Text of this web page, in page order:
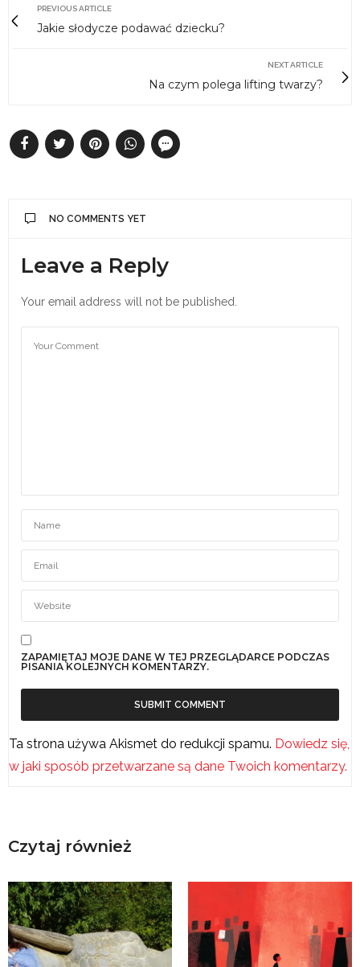
PREVIOUS ARTICLE
Jakie słodycze podawać dziecku?
NEXT ARTICLE
Na czym polega lifting twarzy?
NO COMMENTS YET
Leave a Reply
Your email address will not be published.
ZAPAMIĘTAJ MOJE DANE W TEJ PRZEGLĄDARCE PODCZAS
PISANIA KOLEJNYCH KOMENTARZY.
Ta strona używa Akismet do redukcji spamu. Dowiedz się,
w jaki sposób przetwarzane są dane Twoich komentarzy.
Czytaj również